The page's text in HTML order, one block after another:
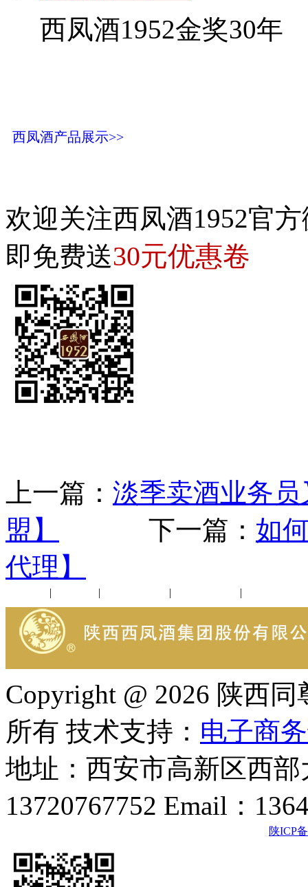
西凤酒1952金奖30年
西凤酒产品展示>>
欢迎关注西凤酒1952官
即免费送30元优惠卷
上一篇： 淡季卖酒业务
盟】
下一篇： 如
代理】
| | | |
Copyright @ 2026 陕西
所有 技术支持： 电子商
地址：西安市高新区西
13720767752 Email：
陕ICP